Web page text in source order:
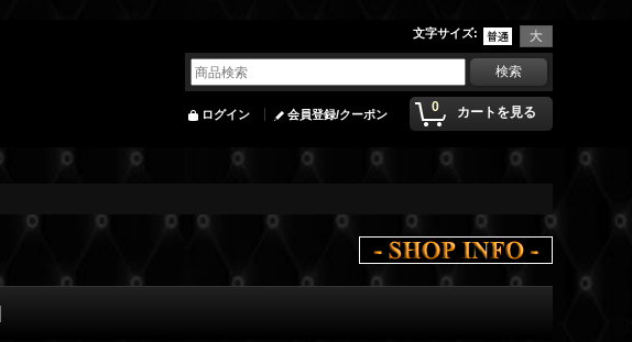
文字サイズ:
0 カートを見る
ログイン 会員登録/クーポン